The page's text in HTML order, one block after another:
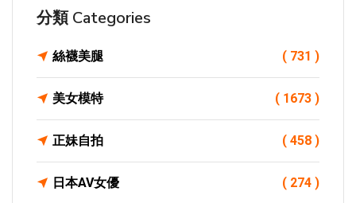
分類 Categories
絲襪美腿 ( 731 )
美女模特 ( 1673 )
正妹自拍 ( 458 )
日本AV女優 ( 274 )